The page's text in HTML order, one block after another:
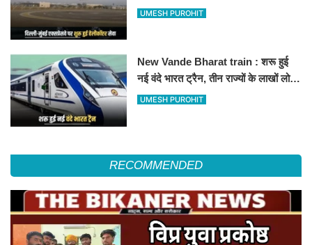
हेलीकॉप्टर सर्विस से तुरंत घायल पहुंचेगा
UMESH PUROHIT
New Vande Bharat train : शरू हुई
नई वंदे भारत ट्रैन, तीन राज्यों के लाखों लोगों
का सफर होगा आसान, देखें पूरा रूटमैप
UMESH PUROHIT
RECOMMENDED